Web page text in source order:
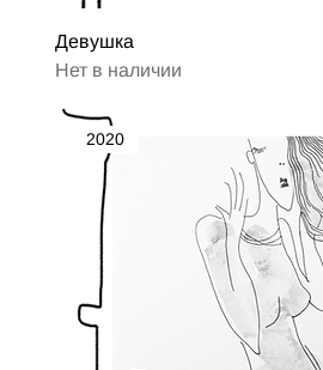
Девушка
Нет в наличии
2020